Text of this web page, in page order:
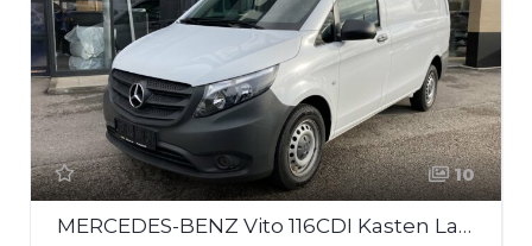
10
MERCEDES-BENZ Vito 116CDI Kasten Lang